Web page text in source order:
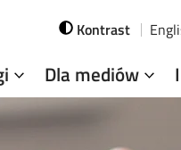
Dla mediów
Kontrast